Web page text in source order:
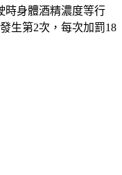
時身體酒精濃度等行
生第2次，每次加罰18